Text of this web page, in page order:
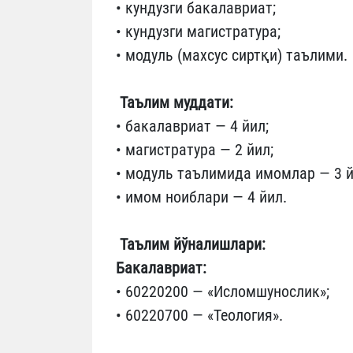
• кундузги бакалавриат;
• кундузги магистратура;
• модуль (махсус сиртқи) таълими.
Таълим муддати:
• бакалавриат — 4 йил;
• магистратура — 2 йил;
• модуль таълимида имомлар — 3
• имом ноиблари — 4 йил.
Таълим йўналишлари:
Бакалавриат:
• 60220200 — «Исломшунослик»;
• 60220700 — «Теология».